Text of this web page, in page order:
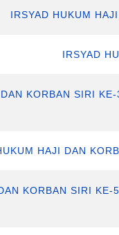
IRSYAD HUKUM
IRSYAD
KORBAN SIRI
HAJI DAN
KORBAN SIRI